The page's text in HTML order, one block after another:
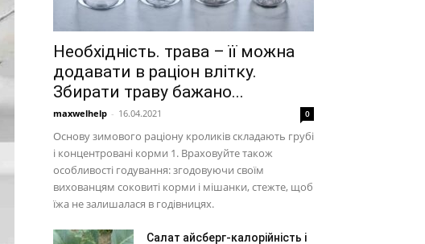
Необхідність. трава – її можна
додавати в раціон влітку.
Збирати траву бажано...
maxwelhelp - 16.04.2021 0
Основу зимового раціону кроликів складають грубі
і концентровані корми 1. Враховуйте також
особливості годування: згодовуючи своїм
вихованцям соковиті корми і мішанки, стежте, щоб
їжа не залишалася в годівницях.
Салат айсберг-калорійність і